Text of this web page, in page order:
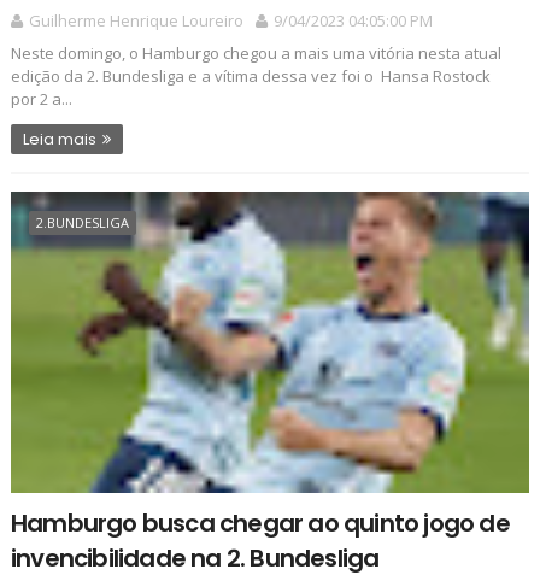
Guilherme Henrique Loureiro
9/04/2023 04:05:00 PM
Neste domingo, o Hamburgo chegou a mais uma vitória nesta atual
edição da 2. Bundesliga e a vítima dessa vez foi o Hansa Rostock
por 2 a...
Leia mais
2.BUNDESLIGA
Hamburgo busca chegar ao quinto jogo de
invencibilidade na 2. Bundesliga